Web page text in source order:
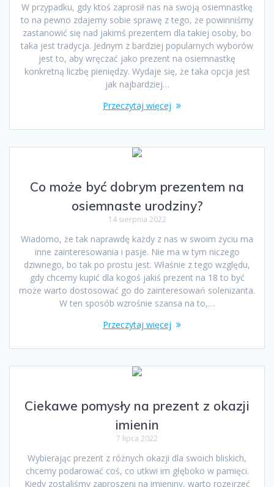
W przypadku, gdy ktoś zaprosił nas na swoją osiemnastkę
to na pewno zdajemy sobie sprawę z tego, że powinniśmy
zastanowić się nad jakimś prezentem dla takiej osoby, bo
taka jest tradycja. Jednym z bardziej popularnych wyborów
jest to, aby wręczać jako prezent na osiemnastkę
konkretną liczbę pieniędzy. Wydaje się, że taka opcja jest
jak najbardziej…
Przeczytaj więcej
Co może być dobrym prezentem na
osiemnaste urodziny?
14 sierpnia 2022
Wiadomo, że tak naprawdę każdy z nas w swoim życiu ma
inne zainteresowania i pasje. Nie ma w tym niczego
dziwnego, bo tak po prostu jest. Właśnie z tego względu,
gdy chcemy kupić dla kogoś jakiś prezent na 18 to być
może warto dostosować go do zainteresowań solenizanta.
W ten sposób wzrośnie szansa na to,…
Przeczytaj więcej
Ciekawe pomysły na prezent z okazji
imienin
7 lipca 2022
Wybierając prezent z różnych okazji dla swoich bliskich,
chcemy podarować coś, co utkwi im głęboko w pamięci.
Kiedy zostaliśmy zaproszeni na imieniny, warto rozejrzeć